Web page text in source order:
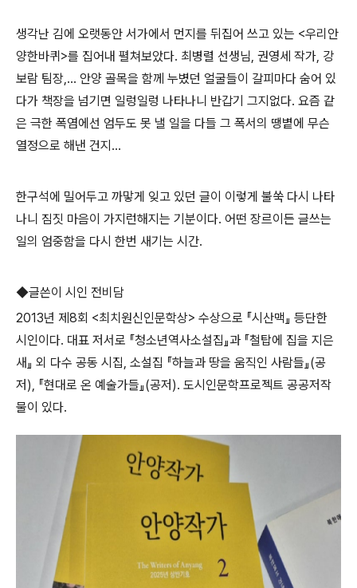
생각난 김에 오랫동안 서가에서 먼지를 뒤집어 쓰고 있는 <우리안
양한바퀴 >를 집어내 펼쳐보았다. 최병렬 선생님, 권영세 작가, 강
보람 팀장,... 안양 골목을 함께 누볐던 얼굴들이 갈피마다 숨어 있
다가 책장을 넘기면 일렁일렁 나타나니 반갑기 그지없다. 요즘 같
은 극한 폭염에선 엄두도 못 낼 일을 다들 그 폭서의 땡볕에 무슨
열정으로 해낸 건지 ...
한구석에 밀어두고 까맣게 잊고 있던 글이 이렇게 불쑥 다시 나타
나니 짐짓 마음이 가지런해지는 기분이다. 어떤 장르이든 글쓰는
일의 엄중함을 다시 한번 새기는 시간.
◆글쓴이 시인 전비담
2013년 제 8회 <최치원신인문학상> 수상으로 『시산맥』 등단한
시인이다. 대표 저서로 『청소년역사소설집』과 『철탑에 집을 지은
새』 외 다수 공동 시집, 소설집 『하늘과 땅을 움직인 사람들』(공
저 ), 『현대로 온 예술가들』(공저 ). 도시인문학프로젝트 공공저작
물이 있다.